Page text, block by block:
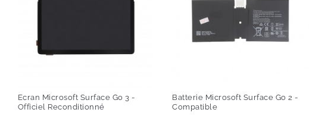
Ecran Microsoft Surface Go 3 -
Officiel Reconditionné
Batterie Microsoft Surface Go 2 -
Compatible